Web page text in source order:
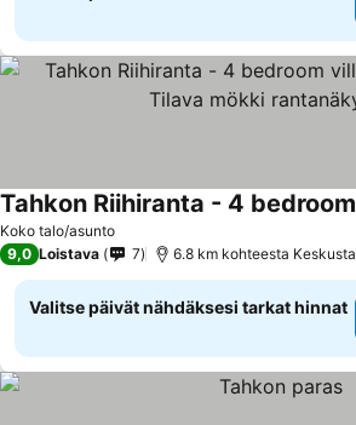
Koko talo/asunto
Katso hinnat
9,0 Loistava 7 6.8 km kohteesta Keskusta
Valitse päivät nähdäksesi tarkat hinnat